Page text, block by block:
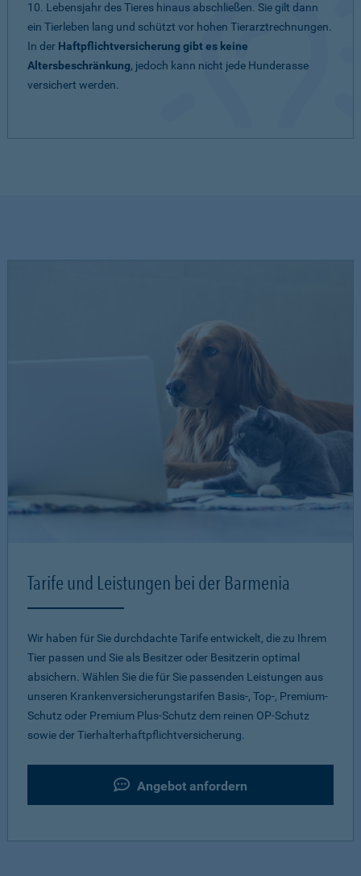
10. Lebensjahr des Tieres hinaus abschließen. Sie gilt dann
ein Tierleben lang und schützt vor hohen Tierarztrechnungen.
In der Haftpflichtversicherung gibt es keine
Altersbeschränkung, jedoch kann nicht jede Hunderasse
versichert werden.
Tarife und Leistungen bei der Barmenia
Wir haben für Sie durchdachte Tarife entwickelt, die zu Ihrem
Tier passen und Sie als Besitzer oder Besitzerin optimal
absichern. Wählen Sie die für Sie passenden Leistungen aus
unseren Krankenversicherungstarifen Basis-, Top-, Premium-
Schutz oder Premium Plus-Schutz dem reinen OP-Schutz
sowie der Tierhalterhaftpflichtversicherung.
Angebot anfordern